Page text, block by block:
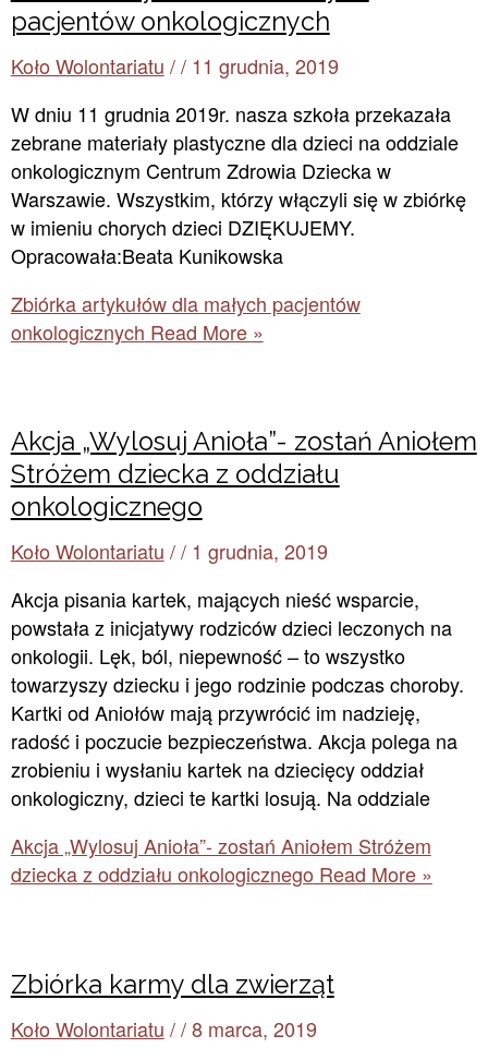
pacjentów onkologicznych
Koło Wolontariatu // 11 grudnia, 2019
W dniu 11 grudnia 2019r. nasza szkoła przekazała
zebrane materiały plastyczne dla dzieci na oddziale
onkologicznym Centrum Zdrowia Dziecka w
Warszawie. Wszystkim, którzy włączyli się w zbiórkę
w imieniu chorych dzieci DZIĘKUJEMY.
Opracowała:Beata Kunikowska
Zbiórka artykułów dla małych pacjentów
onkologicznych Read More »
Akcja „Wylosuj Anioła”- zostań Aniołem
Stróżem dziecka z oddziału
onkologicznego
Koło Wolontariatu // 1 grudnia, 2019
Akcja pisania kartek, mających nieść wsparcie,
powstała z inicjatywy rodziców dzieci leczonych na
onkologii. Lęk, ból, niepewność – to wszystko
towarzyszy dziecku i jego rodzinie podczas choroby.
Kartki od Aniołów mają przywrócić im nadzieję,
radość i poczucie bezpieczeństwa. Akcja polega na
zrobieniu i wysłaniu kartek na dziecięcy oddział
onkologiczny, dzieci te kartki losują. Na oddziale
Akcja „Wylosuj Anioła”- zostań Aniołem Stróżem
dziecka z oddziału onkologicznego Read More »
Zbiórka karmy dla zwierząt
Koło Wolontariatu //8 marca, 2019